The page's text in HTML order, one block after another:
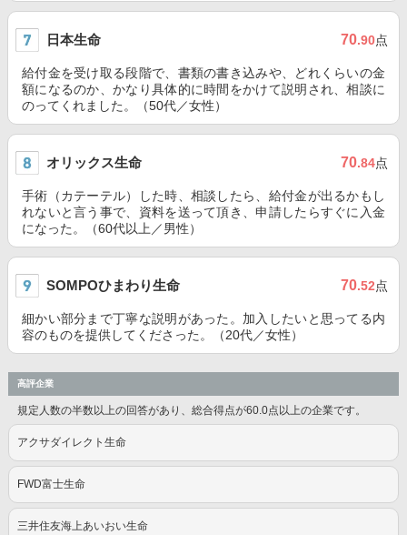
日本生命 70.90点
給付金を受け取る段階で、書類の書き込みや、どれくらいの金
額になるのか、かなり具体的に時間をかけて説明され、相談に
のってくれました。（50代／女性）
オリックス生命 70.84点
手術（カテーテル）した時、相談したら、給付金が出るかもし
れないと言う事で、資料を送って頂き、申請したらすぐに入金
になった。（60代以上／男性）
SOMPOひまわり生命 70.52点
細かい部分まで丁寧な説明があった。加入したいと思ってる内
容のものを提供してくださった。（20代／女性）
高評企業
規定人数の半数以上の回答があり、総合得点が60.0点以上の企業です。
アクサダイレクト生命
FWD富士生命
三井住友海上あいおい生命